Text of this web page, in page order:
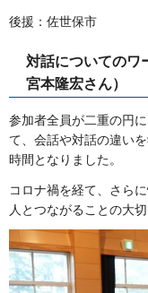
後援：佐世保市
対話についてのワ
宮本隆宏さん）
参加者全員が二重の円
て、会話や対話の違い
時間となりました。
コロナ禍を経て、さら
人とつながることの大